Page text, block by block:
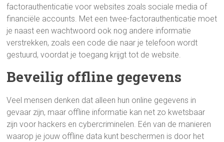
factorauthenticatie voor websites zoals sociale media of
financiële accounts. Met een twee-factorauthenticatie moet
je naast een wachtwoord ook nog andere informatie
verstrekken, zoals een code die naar je telefoon wordt
gestuurd, voordat je toegang krijgt tot de website.
Beveilig offline gegevens
Veel mensen denken dat alleen hun online gegevens in
gevaar zijn, maar offline informatie kan net zo kwetsbaar
zijn voor hackers en cybercriminelen. Eén van de manieren
waarop je jouw offline data kunt beschermen is door het